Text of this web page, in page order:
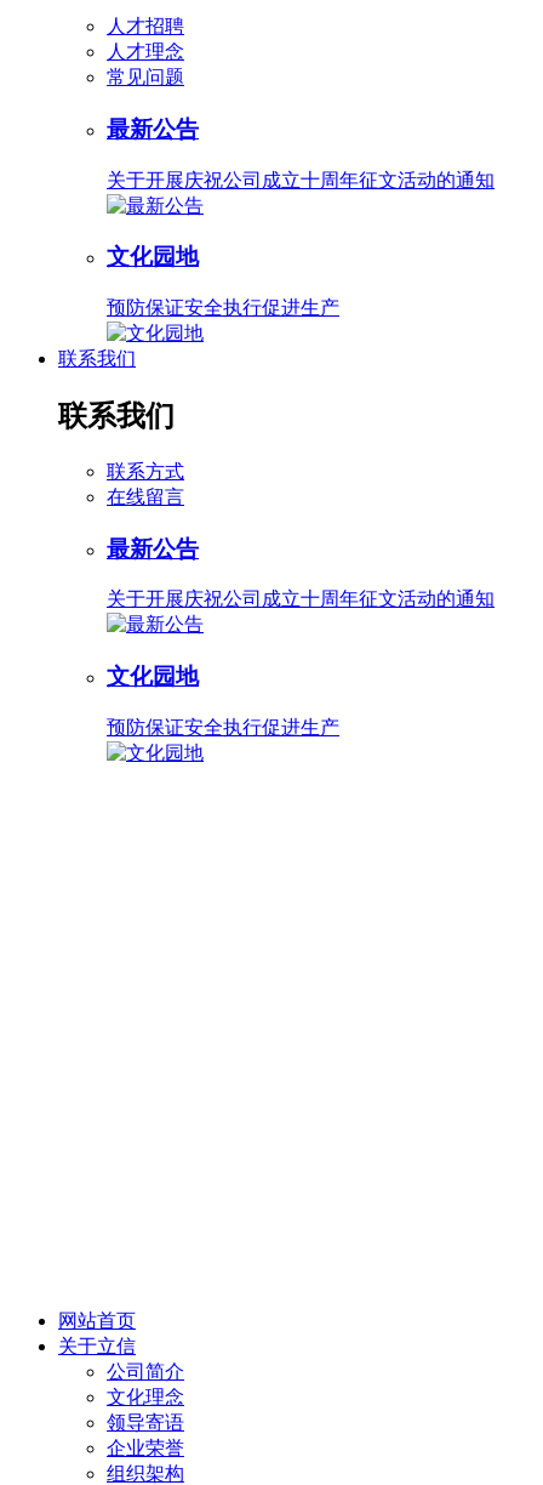
人才招聘
人才理念
常见问题
最新公告
关于开展庆祝公司成立十周年征文活动的通知
文化园地
预防保证安全执行促进生产
联系我们
联系我们
联系方式
在线留言
最新公告
关于开展庆祝公司成立十周年征文活动的通知
文化园地
预防保证安全执行促进生产
网站首页
关于立信
公司简介
文化理念
领导寄语
企业荣誉
组织架构